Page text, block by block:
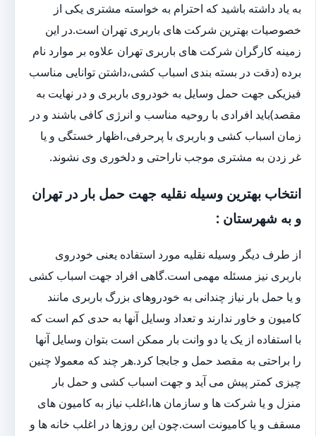
به یاد داشته باشید که احترام به خواسته مشتری یکی از
خصوصیات بهترین شرکت های باربری تهران است.در این
زمینه کارگران شرکت های باربری تهران علاوه بر موارد نام
برده (دقت در بسته بندی اسباب کشی،داشتن توانایی مناسب
فیزیکی جهت حمل وسایل به خودروی باربری و در نهایت به
مقصد)باید افرادی با روحیه مناسب و انرژی کافی باشند و در
زمان اسباب کشی و باربری با پرحرفی،اظهار خستگی و یا
غر زدن به مشتری موجب ناراحتی و دلخوری وی نشوند.
انتخاب بهترین وسیله نقلیه جهت حمل بار در تهران
و به شهرستان :
از طرف دیگر وسیله نقلیه مورد استفاده یعنی خودروی
باربری نیز مسئله مهمی است.گاهی افراد جهت اسباب کشی
و یا حمل بار نیاز چندانی به خودروهای بزرگ باربری مانند
کامیون و خاور ندارند و تعداد وسایل آنها به حدی کم است که
با استفاده از یک یا دو وانت بار ممکن است بتوان وسایل آنها
را براحتی به مقصد حمل و جابجا کرد.هر چند که معمولا چنین
چیزی کمتر پیش می آید و جهت اسباب کشی و حمل بار
منزل و یا شرکت ها و سازمان ها،اغلب نیاز به کامیون های
مسقف و یا کامیونت است.چون این روزها در اغلب خانه ها و